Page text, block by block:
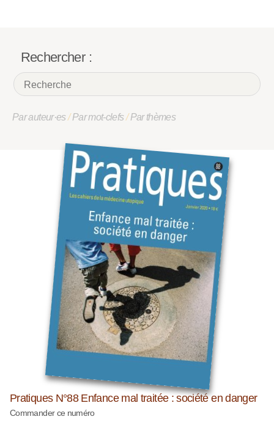
Rechercher :
Par auteur·es/Par mot-clefs/Par thèmes
Pratiques N°88 Enfance mal traitée : société en danger
Commander ce numéro